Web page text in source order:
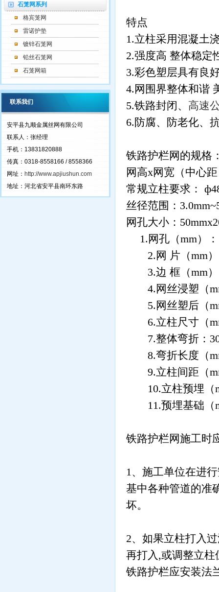
石笼网系列
格宾笼网
雷诺护垫
镀锌石笼网
铅丝石笼网
石笼网箱
联系我们
安平县九顺金属丝网有限公司
联系人：张经理
手机：13831820888
传真：0318-8558166 / 8558366
网址： http://www.apjiushun.com
地址：河北省安平县南环东路
特点
1.立柱采用混凝土
2.强度高 整体稳定
3.彩色塑层具有良
4. 网围界整体和谐
5.铁路封闭、 高速
6. 防腐、防老化、
铁路护栏网的规格
网高x网宽（中心
常规立柱要求： ф
丝径范围：
网孔大小：
1. 网孔（mm）：
2. 网 片（mm
3.边 框（mm
4. 网丝浸塑（
5. 网丝塑后（
6.立柱尺寸（
7.整体弯折：
8.弯折长度（
9.立柱间距（
10.立柱预埋（
11.预埋基础（
铁路护栏网施工时
1、施工单位在进
基中各种管道的准
坏。
2、如果立柱打入
再打入,或调整立柱
铁路护栏应安装法